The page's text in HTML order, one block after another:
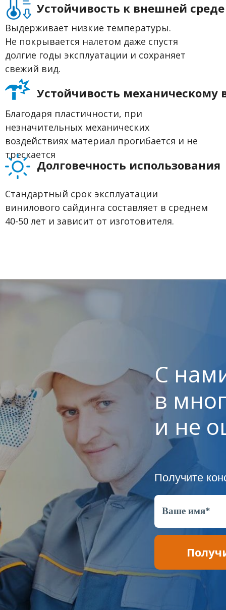
Стандартный срок эксплуатации
винилового сайдинга составляет в среднем
40-50 лет и зависит от изготовителя.
Устойчивость механическому
Благодаря пластичности, при
незначительных механических
воздействиях материал прогибается и не
трескается
Долговечность использования
Устойчивость к внешней среде
Выдерживает низкие температуры.
Не покрывается налетом даже спустя
долгие годы эксплуатации и сохраняет
свежий вид.
Получите
С
в
и не